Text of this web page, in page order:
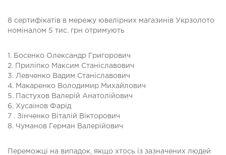
8 сертифікатів в мережу ювелірних магазинів Укрзолото
номіналом 5 тис. грн отримують
1. Босенко Олександр Григорович
2. Приліпко Максим Станіславович
3. Левченко Вадим Станіславович
4. Макаренко Володимир Михайлович
5. Пастухов Валерій Анатолійович
6. Хусаінов Фарід
7 . Зінченко Віталій Вікторович
8. Чуманов Герман Валерійович
Переможці на випадок, якщо хтось із зазначених людей